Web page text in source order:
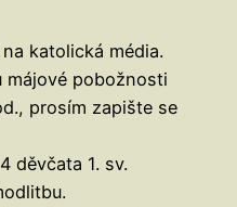
katolická média.
májové pobožnosti
prosím zapište se
děvčata 1. sv.